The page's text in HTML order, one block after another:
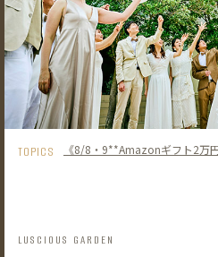
TOPICS 《8/8・9**Amazonギフト2万
LUSCIOUS GARDEN